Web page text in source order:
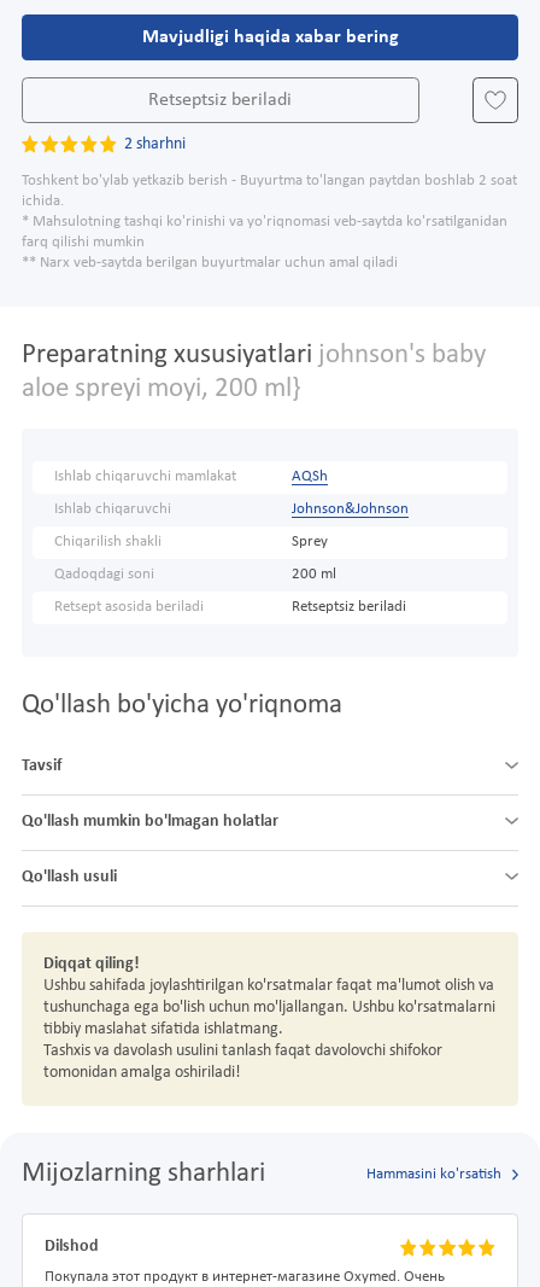
Mavjudligi haqida xabar bering
Retseptsiz beriladi
2 sharhni
Toshkent bo'ylab yetkazib berish - Buyurtma to'langan paytdan boshlab 2 soat
ichida.
* Mahsulotning tashqi ko'rinishi va yo'riqnomasi veb-saytda ko'rsatilganidan
farq qilishi mumkin
** Narx veb-saytda berilgan buyurtmalar uchun amal qiladi
Preparatning xususiyatlari johnson's baby
aloe spreyi moyi, 200 ml}
Ishlab chiqaruvchi mamlakat AQSh
Ishlab chiqaruvchi Johnson&Johnson
Chiqarilish shakli Sprey
Qadoqdagi soni 200 ml
Retsept asosida beriladi Retseptsiz beriladi
Qo'llash bo'yicha yo'riqnoma
Tavsif
Qo'llash mumkin bo'lmagan holatlar
Qo'llash usuli
Diqqat qiling!
Ushbu sahifada joylashtirilgan ko'rsatmalar faqat ma'lumot olish va
tushunchaga ega bo'lish uchun mo'ljallangan. Ushbu ko'rsatmalarni
tibbiy maslahat sifatida ishlatmang.
Tashxis va davolash usulini tanlash faqat davolovchi shifokor
tomonidan amalga oshiriladi!
Mijozlarning sharhlari Hammasini ko'rsatish
Dilshod
Покупала этот продукт в интернет-магазине Oxymed. Очень